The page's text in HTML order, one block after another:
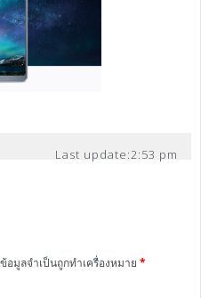
Last update:2:53 pm
อมูลจำเป็นถูกทำเครื่องหมาย *